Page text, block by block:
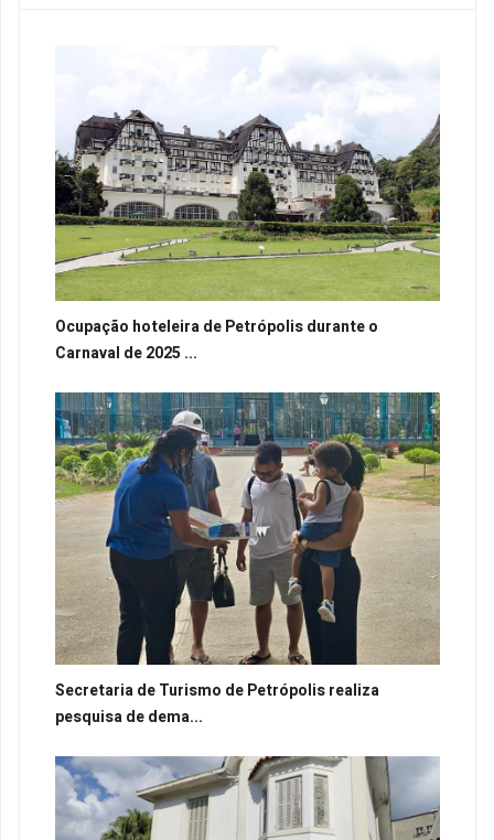
Ocupação hoteleira de Petrópolis durante o
Carnaval de 2025 ...
Secretaria de Turismo de Petrópolis realiza
pesquisa de dema...